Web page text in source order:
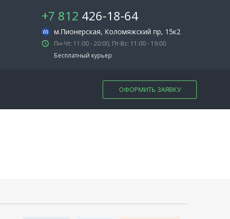
+7 812 426-18-64
м.Пионерская, Коломяжский пр, 15к2
Пн-Чт: 11:00 - 20:00, Пт-Вс: 11:00 - 19:00
Бесплатный курьер
ОФОРМИТЬ ЗАЯВКУ